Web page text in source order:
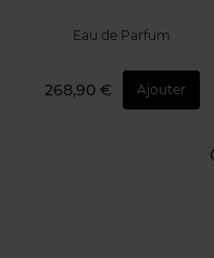
Eau de Parfum
268,90 € Ajouter